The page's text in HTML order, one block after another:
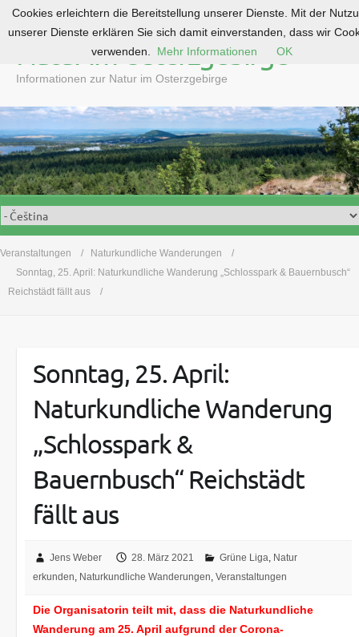
o
c
o
n
t
e
n
Natur im Osterzgebirge
Informationen zur Natur im Osterzgebirge
Veranstaltungen
Naturkundliche Wanderungen
Sonntag, 25. April: Naturkundliche Wanderung „Schlosspark & Bauernbusch“
Reichstädt fällt aus
Sonntag, 25. April:
Naturkundliche Wanderung
„Schlosspark &
Bauernbusch“ Reichstädt
fällt aus
Jens Weber 28. März 2021 Grüne Liga, Natur
erkunden, Naturkundliche Wanderungen,Veranstaltungen
Die Organisatorin teilt mit, dass die Naturkundliche
Wanderung am 25. April aufgrund der Corona-
Cookies erleichtern die Bereitstellung unserer Dienste. Mit der
unserer Dienste erklären Sie sich damit einverstanden, dass wir
verwenden.
Mehr Informationen OK